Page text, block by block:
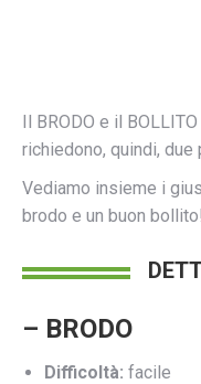
Il BRODO e il
richiedono, quindi,
Vediamo insieme i
brodo e un buon
– BRODO
Difficoltà: facile